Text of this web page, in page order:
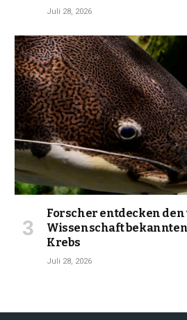
Juli 28, 2026
Forscher entdecken
Wissenschaft
Krebs
Juli 28, 2026